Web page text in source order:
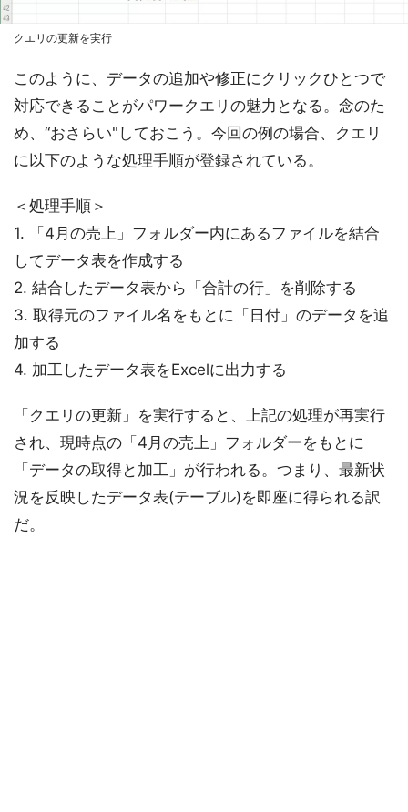
クエリの更新を実行
このように、データの追加や修正にクリックひとつで
対応できることがパワークエリの魅力となる。念のた
め、“おさらい"しておこう。今回の例の場合、クエリ
に以下のような処理手順が登録されている。
＜処理手順＞
1. 「4月の売上」フォルダー内にあるファイルを結合
してデータ表を作成する
2. 結合したデータ表から「合計の行」を削除する
3. 取得元のファイル名をもとに「日付」のデータを追
加する
4. 加工したデータ表をExcelに出力する
「クエリの更新」を実行すると、上記の処理が再実行
され、現時点の「4月の売上」フォルダーをもとに
「データの取得と加工」が行われる。つまり、最新状
況を反映したデータ表(テーブル)を即座に得られる訳
だ。